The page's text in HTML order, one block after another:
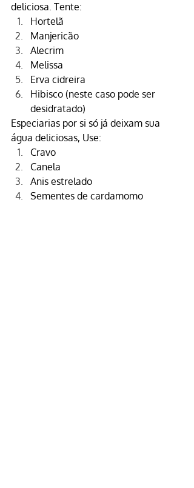
deliciosa. Tente:
Hortelã
Manjericão
Alecrim
Melissa
Erva cidreira
Hibisco (neste caso pode ser
desidratado)
Especiarias por si só já deixam sua
água deliciosas, Use:
Cravo
Canela
Anis estrelado
Sementes de cardamomo